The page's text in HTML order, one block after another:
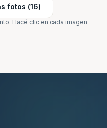
fotos (16)
Hacé clic en cada imagen